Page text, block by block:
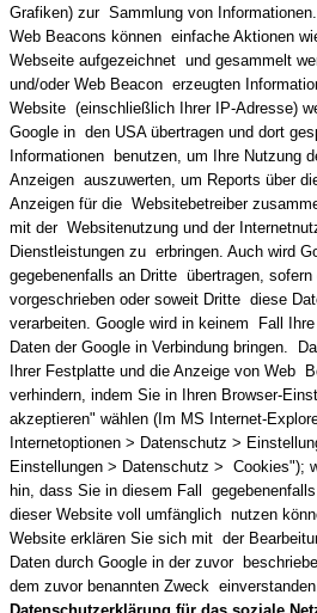
Grafiken) zur Sammlung von
Web Beacons können einfache Aktionen
Webseite aufgezeichnet und gesammelt
und/oder Web Beacon erzeugten
Website (einschließlich Ihrer IP-Adresse)
Google in den USA übertragen und dort
Informationen benutzen, um Ihre Nutzung
Anzeigen auszuwerten, um Reports über
Anzeigen für die Websitebetreiber
mit der Websitenutzung und der
Dienstleistungen zu erbringen. Auch wird
gegebenenfalls an Dritte übertragen,
vorgeschrieben oder soweit Dritte diese
verarbeiten. Google wird in keinem Fall
Daten der Google in Verbindung bringen.
Ihrer Festplatte und die Anzeige von Web
verhindern, indem Sie in Ihren Browser-
akzeptieren" wählen (Im MS Internet-
Internetoptionen > Datenschutz >
Einstellungen > Datenschutz > Cookies");
hin, dass Sie in diesem Fall
dieser Website voll umfänglich nutzen
Website erklären Sie sich mit der
Daten durch Google in der zuvor
dem zuvor benannten Zweck